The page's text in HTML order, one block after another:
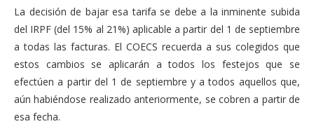
La decisión de bajar esa tarifa se debe a la inminente subida
del IRPF (del 15% al 21%) aplicable a partir del 1 de septiembre
a todas las facturas. El COECS recuerda a sus colegidos que
estos cambios se aplicarán a todos los festejos que se
efectúen a partir del 1 de septiembre y a todos aquellos que,
aún habiéndose realizado anteriormente, se cobren a partir de
esa fecha.